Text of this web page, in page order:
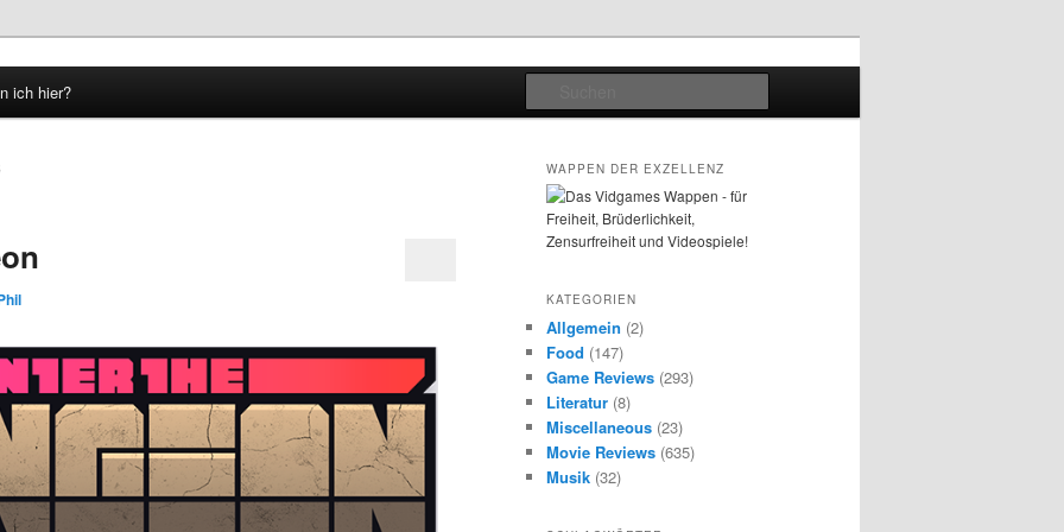
ich hier?
WAPPEN DER EXZELLENZ
KATEGORIEN
Allgemein (2)
Food (147)
Game Reviews (293)
Literatur (8)
Miscellaneous (23)
Movie Reviews (635)
Musik (32)